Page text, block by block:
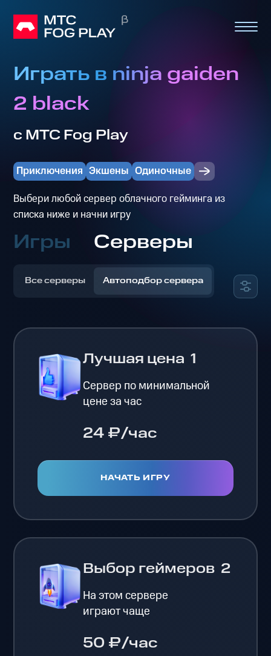
Играть в ninja gaiden
2 black
с МТС Fog Play
Приключения Экшены Одиночные
Выбери любой сервер облачного гейминга из
списка ниже и начни игру
Игры Серверы
Все серверы Автоподбор сервера
Лучшая цена 1
Сервер по минимальной
цене за час
24 ₽/час
НАЧАТЬ ИГРУ
Выбор геймеров 2
На этом сервере
играют чаще
50 ₽/час